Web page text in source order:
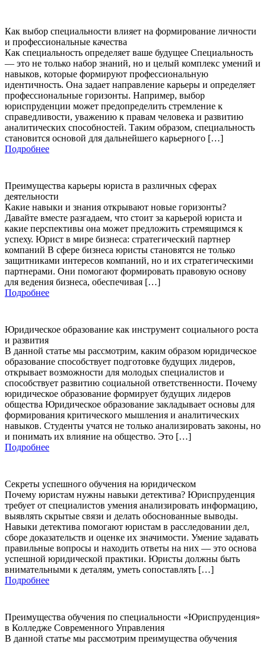
Как выбор специальности влияет на формирование личности
и профессиональные качества
Как специальность определяет ваше будущее Специальность
— это не только набор знаний, но и целый комплекс умений и
навыков, которые формируют профессиональную
идентичность. Она задает направление карьеры и определяет
профессиональные горизонты. Например, выбор
юриспруденции может предопределить стремление к
справедливости, уважению к правам человека и развитию
аналитических способностей. Таким образом, специальность
становится основой для дальнейшего карьерного […]
Подробнее
Преимущества карьеры юриста в различных сферах
деятельности
Какие навыки и знания открывают новые горизонты?
Давайте вместе разгадаем, что стоит за карьерой юриста и
какие перспективы она может предложить стремящимся к
успеху. Юрист в мире бизнеса: стратегический партнер
компаний В сфере бизнеса юристы становятся не только
защитниками интересов компаний, но и их стратегическими
партнерами. Они помогают формировать правовую основу
для ведения бизнеса, обеспечивая […]
Подробнее
Юридическое образование как инструмент социального роста
и развития
В данной статье мы рассмотрим, каким образом юридическое
образование способствует подготовке будущих лидеров,
открывает возможности для молодых специалистов и
способствует развитию социальной ответственности. Почему
юридическое образование формирует будущих лидеров
общества Юридическое образование закладывает основы для
формирования критического мышления и аналитических
навыков. Студенты учатся не только анализировать законы, но
и понимать их влияние на общество. Это […]
Подробнее
Секреты успешного обучения на юридическом
Почему юристам нужны навыки детектива? Юриспруденция
требует от специалистов умения анализировать информацию,
выявлять скрытые связи и делать обоснованные выводы.
Навыки детектива помогают юристам в расследовании дел,
сборе доказательств и оценке их значимости. Умение задавать
правильные вопросы и находить ответы на них — это основа
успешной юридической практики. Юристы должны быть
внимательными к деталям, уметь сопоставлять […]
Подробнее
Преимущества обучения по специальности «Юриспруденция»
в Колледже Современного Управления
В данной статье мы рассмотрим преимущества обучения